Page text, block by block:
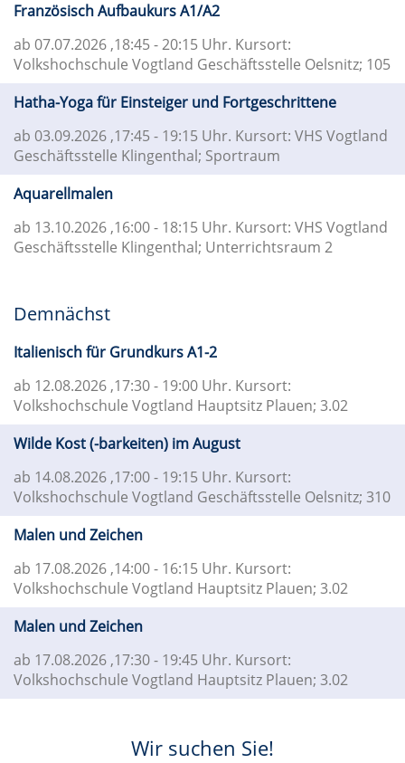
Französisch Aufbaukurs A1/A2
ab 07.07.2026 ,18:45 - 20:15 Uhr. Kursort:
Volkshochschule Vogtland Geschäftsstelle Oelsnitz; 105
Hatha-Yoga für Einsteiger und Fortgeschrittene
ab 03.09.2026 ,17:45 - 19:15 Uhr. Kursort: VHS Vogtland
Geschäftsstelle Klingenthal; Sportraum
Aquarellmalen
ab 13.10.2026 ,16:00 - 18:15 Uhr. Kursort: VHS Vogtland
Geschäftsstelle Klingenthal; Unterrichtsraum 2
Demnächst
Italienisch für Grundkurs A1-2
ab 12.08.2026 ,17:30 - 19:00 Uhr. Kursort:
Volkshochschule Vogtland Hauptsitz Plauen; 3.02
Wilde Kost (-barkeiten) im August
ab 14.08.2026 ,17:00 - 19:15 Uhr. Kursort:
Volkshochschule Vogtland Geschäftsstelle Oelsnitz; 310
Malen und Zeichen
ab 17.08.2026 ,14:00 - 16:15 Uhr. Kursort:
Volkshochschule Vogtland Hauptsitz Plauen; 3.02
Malen und Zeichen
ab 17.08.2026 ,17:30 - 19:45 Uhr. Kursort:
Volkshochschule Vogtland Hauptsitz Plauen; 3.02
Wir suchen Sie!